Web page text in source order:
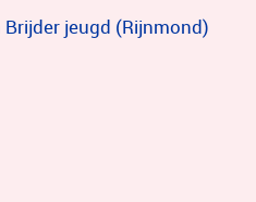
jeugd (Rijnmond)